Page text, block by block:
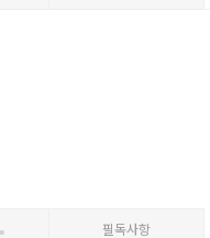
필독사항